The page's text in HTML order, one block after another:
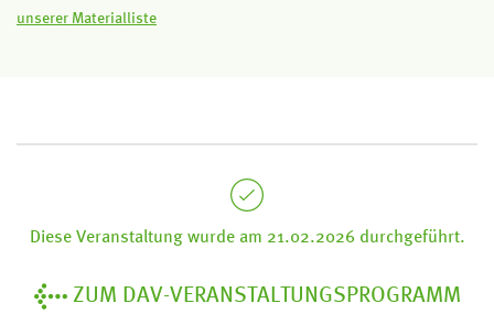
unserer Materialliste
Diese Veranstaltung wurde am 21.02.2026 durchgeführt.
ZUM DAV-VERANSTALTUNGSPROGRAMM